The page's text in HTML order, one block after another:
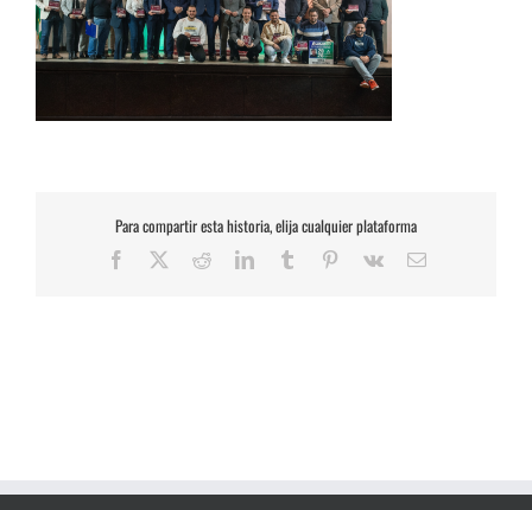
Para compartir esta historia, elija cualquier plataforma
Facebook RedditLinkedInTumblr Pinterest
Vk
Correo